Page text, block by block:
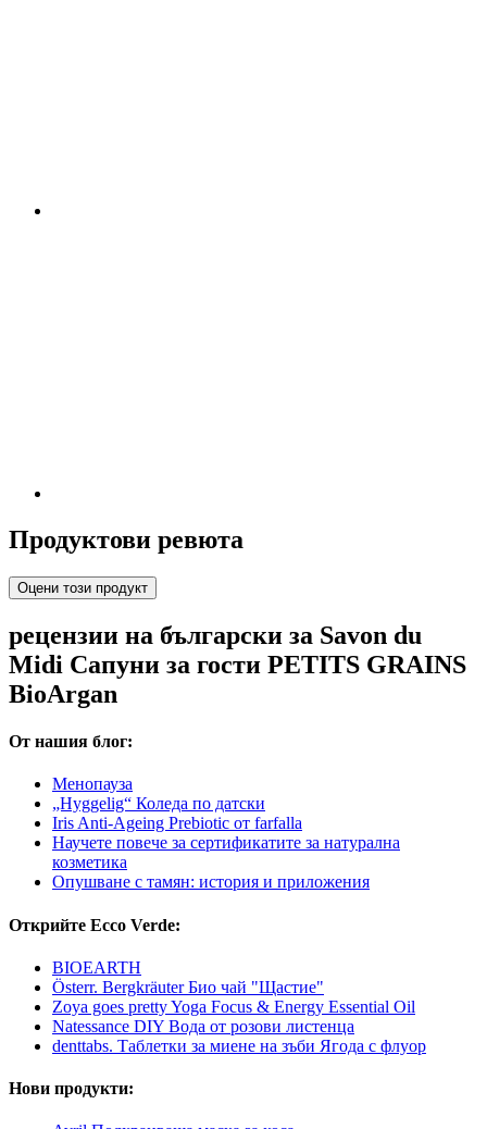
Продуктови ревюта
Оцени този продукт
рецензии на български за Savon du
Midi Сапуни за гости PETITS GRAINS
BioArgan
От нашия блог:
Менопауза
„Hyggelig“ Коледа по датски
Iris Anti-Ageing Prebiotic от farfalla
Научете повече за сертификатите за натурална
козметика
Опушване с тамян: история и приложения
Открийте Ecco Verde:
BIOEARTH
Österr. Bergkräuter Био чай "Щастие"
Zoya goes pretty Yoga Focus & Energy Essential Oil
Natessance DIY Вода от розови листенца
denttabs. Таблетки за миене на зъби Ягода с флуор
Нови продукти: